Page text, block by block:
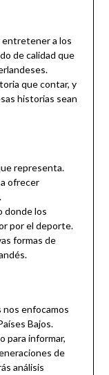
entretener a los
de calidad que
que contar, y
historias sean
representa.
ofrecer
donde los
por el deporte.
formas de
enfocamos
Bajos.
para informar,
de
análisis